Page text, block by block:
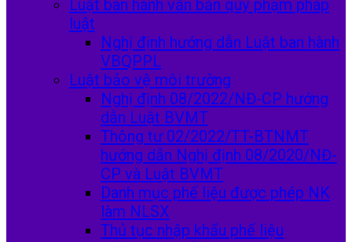
Luật ban hành văn bản quy phạm pháp
luật
Nghị định hướng dẫn Luật ban hành
VBQPPL
Luật bảo vệ môi trường
Nghị định 08/2022/NĐ-CP hướng
dẫn Luật BVMT
Thông tư 02/2022/TT-BTNMT
hướng dẫn Nghị định 08/2020/NĐ-
CP và Luật BVMT
Danh mục phế liệu được phép NK
làm NLSX
Thủ tục nhập khẩu phế liệu